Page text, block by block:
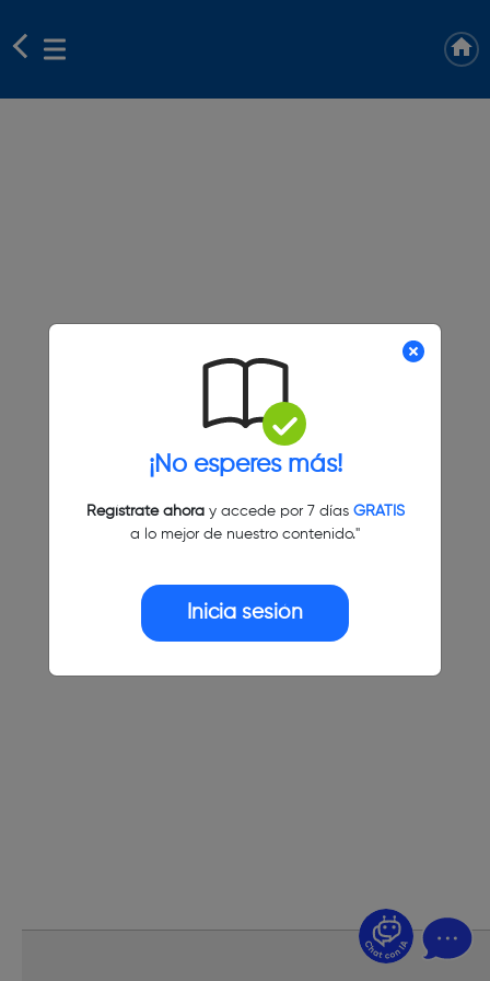
¡No esperes más!
Regístrate ahoray accede por 7 días GRATIS
a lo mejor de nuestro contenido."
Inicia sesión